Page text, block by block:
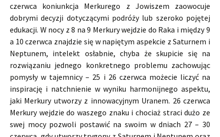
czerwca koniunkcja Merkurego z Jowiszem zaowocuje
dobrymi decyzji dotyczącymi podróży lub szeroko pojętej
edukacji. W nocy z 8 na 9 Merkury wejdzie do Raka i między 9
a 10 czerwca znajdzie się w napiętym aspekcie z Saturnem i
Neptunem, intelekt osłabnie, chyba że skupicie się na
rozwiązaniu jednego konkretnego problemu zachowując
pomysły w tajemnicy – 25 i 26 czerwca możecie liczyć na
inspirację i natchnienie w wyniku harmonijnego aspektu,
jaki Merkury utworzy z innowacyjnym Uranem. 26 czerwca
Merkury wejdzie do waszego znaku i chociaż straci dużo ze
swej mocy pozwoli postawić na swoim w dniach 27 – 30